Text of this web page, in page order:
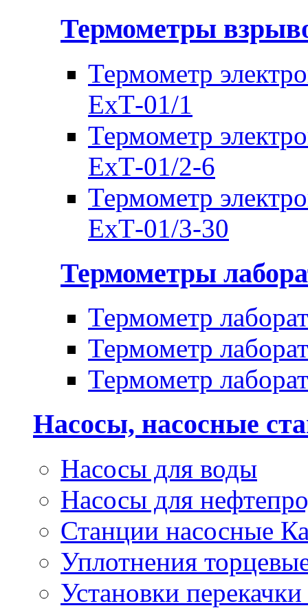
Термометры
Термометр
ЕхТ-01/1
Термометр
ЕхТ-01/2-6
Термометр
ЕхТ-01/3-30
Термометры
Термометр
Термометр
Термометр
Насосы, насосные
Насосы для воды
Насосы для
Станции насосные
Уплотнения
Установки